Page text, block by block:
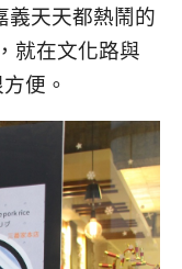
義天天都熱鬧的
就在文化路與
便。